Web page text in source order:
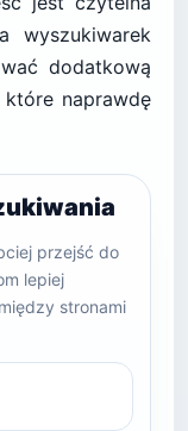
wyszukiwarek
dodatkową
naprawdę
przejść do
lepiej
stronami